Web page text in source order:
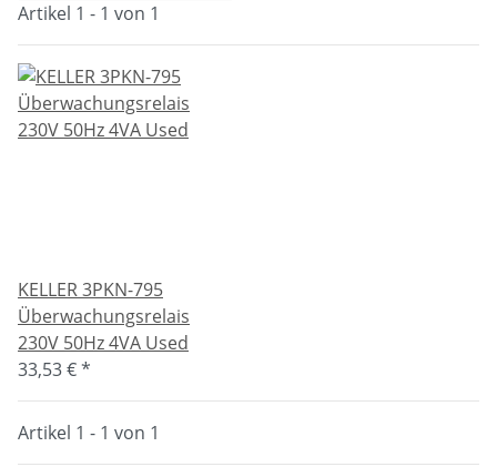
Artikel 1 - 1 von 1
KELLER 3PKN-795
Überwachungsrelais
230V 50Hz 4VA Used
33,53 €*
Artikel 1 - 1 von 1